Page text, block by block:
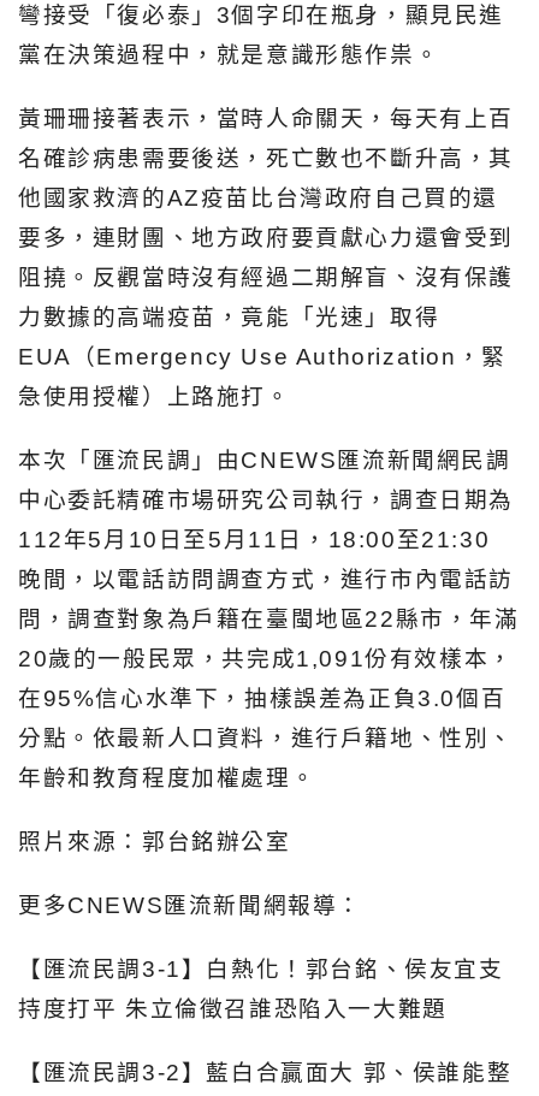
彎接受「復必泰」3個字印在瓶身，顯見民進
黨在決策過程中，就是意識形態作祟。
黃珊珊接著表示，當時人命關天，每天有上百
名確診病患需要後送，死亡數也不斷升高，其
他國家救濟的AZ疫苗比台灣政府自己買的還
要多，連財團、地方政府要貢獻心力還會受到
阻撓。反觀當時沒有經過二期解盲、沒有保護
力數據的高端疫苗，竟能「光速」取得
EUA（Emergency Use Authorization，緊
急使用授權）上路施打。
本次「匯流民調」由CNEWS匯流新聞網民調
中心委託精確市場研究公司執行，調查日期為
112年5月10日至5月11日，18:00至21:30
晚間，以電話訪問調查方式，進行市內電話訪
問，調查對象為戶籍在臺閩地區22縣市，年滿
20歲的一般民眾，共完成1,091份有效樣本，
在95%信心水準下，抽樣誤差為正負3.0個百
分點。依最新人口資料，進行戶籍地、性別、
年齡和教育程度加權處理。
照片來源：郭台銘辦公室
更多CNEWS匯流新聞網報導：
【匯流民調3-1】白熱化！郭台銘、侯友宜支
持度打平 朱立倫徵召誰恐陷入一大難題
【匯流民調3-2 】藍白合贏面大 郭、侯誰能整